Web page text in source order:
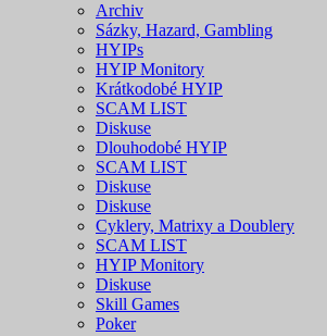
Archiv
Sázky, Hazard, Gambling
HYIPs
HYIP Monitory
Krátkodobé HYIP
SCAM LIST
Diskuse
Dlouhodobé HYIP
SCAM LIST
Diskuse
Diskuse
Cyklery, Matrixy a Doublery
SCAM LIST
HYIP Monitory
Diskuse
Skill Games
Poker